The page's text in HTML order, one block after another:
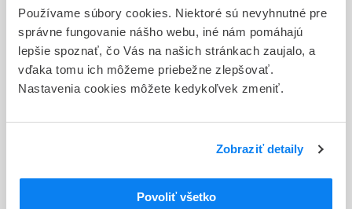
Používame súbory cookies. Niektoré sú nevyhnutné pre
správne fungovanie nášho webu, iné nám pomáhajú
lepšie spoznať, čo Vás na našich stránkach zaujalo, a
vďaka tomu ich môžeme priebežne zlepšovať.
Nastavenia cookies môžete kedykoľvek zmeniť.
Zobraziť detaily
Povoliť všetko
Sťažnosti a petície
Poskytovanie informácií
Ochrana osobných údajov